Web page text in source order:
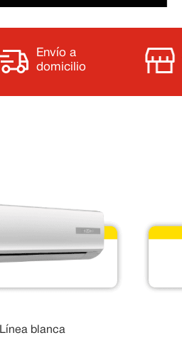
Envío a
domicilio
Línea blanca